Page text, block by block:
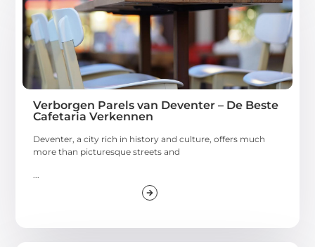
Verborgen Parels van Deventer – De Beste
Cafetaria Verkennen
Deventer, a city rich in history and culture, offers much
more than picturesque streets and